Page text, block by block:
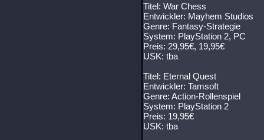
Titel: War Chess
Entwickler: Mayhem Studios
Genre: Fantasy-Strategie
System: PlayStation 2, PC
Preis: 29,95€, 19,95€
USK: tba
Titel: Eternal Quest
Entwickler: Tamsoft
Genre: Action-Rollenspiel
System: PlayStation 2
Preis: 19,95€
USK: tba